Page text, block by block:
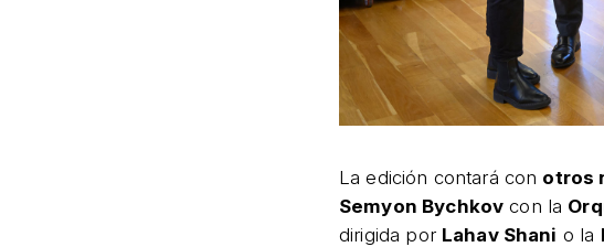
La edición contará con otros
Semyon Bychkov con la
dirigida por Lahav Shani o la